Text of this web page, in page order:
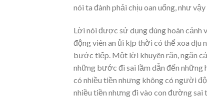
nói ta đành phải chịu oan uổng, như
Lời nói được sử dụng đúng hoàn cảnh
động viên an ủi kịp thời có thể xoa dịu
bước tiếp. Một lời khuyên răn, ngăn
những bước đi sai lầm dẫn đến những
có nhiều tiền nhưng không có người
nhiều tiền nhưng đi vào con đường